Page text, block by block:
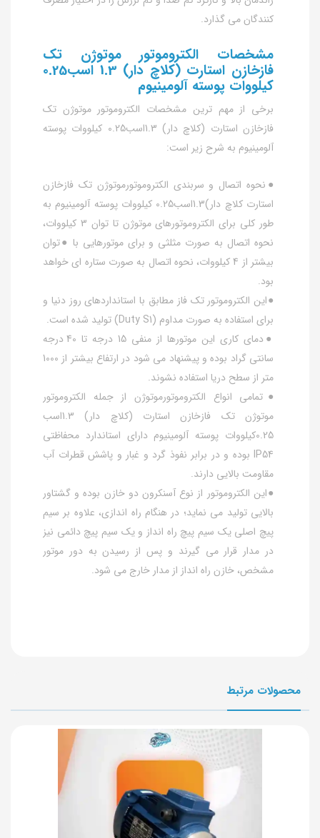
کنندگان می گذارد.
مشخصات الکتروموتور موتوژن تک
فازخازن استارت (کلاچ دار) 1.3 اسب0.25
کیلووات پوسته آلومینیوم
برخی از مهم ترین مشخصات الکتروموتور موتوژن تک
فازخازن استارت (کلاچ دار) 1.3اسب0.25 کیلووات پوسته
آلومینیوم به شرح زیر است:
●نحوه اتصال و سربندی الکتروموتورموتوژن تک فازخازن
استارت کلاچ دار)1.3اسب0.25 کیلووات پوسته آلومینیوم به
طور کلی برای الکتروموتورهای موتوژن تا توان 3 کیلووات،
نحوه اتصال به صورت مثلثی و برای موتورهایی با ●توان
بیشتر از 4 کیلووات، نحوه اتصال به صورت ستاره ای خواهد
بود.
●این الکتروموتور تک فاز مطابق با استانداردهای روز دنیا و
برای استفاده به صورت مداوم (Duty S1) تولید شده است.
●دمای کاری این موتورها از منفی 15 درجه تا 40 درجه
سانتی گراد بوده و پیشنهاد می شود در ارتفاع بیشتر از 1000
متر از سطح دریا استفاده نشوند.
●تمامی انواع الکتروموتورموتوژن از جمله الکتروموتور
موتوژن تک فازخازن استارت (کلاچ دار) 1.3اسب
0.25کیلووات پوسته آلومینیوم دارای استاندارد محفاظتی
IP54 بوده و در برابر نفوذ گرد و غبار و پاشش قطرات آب
مقاومت بالایی دارند.
●این الکتروموتور از نوع آسنکرون دو خازن بوده و گشتاور
بالایی تولید می نماید؛ در هنگام راه اندازی، علاوه بر سیم
پیچ اصلی یک سیم پیچ راه انداز و یک سیم پیچ دائمی نیز
در مدار قرار می گیرند و پس از رسیدن به دور موتور
مشخص، خازن راه انداز از مدار خارج می شود.
محصولات مرتبط